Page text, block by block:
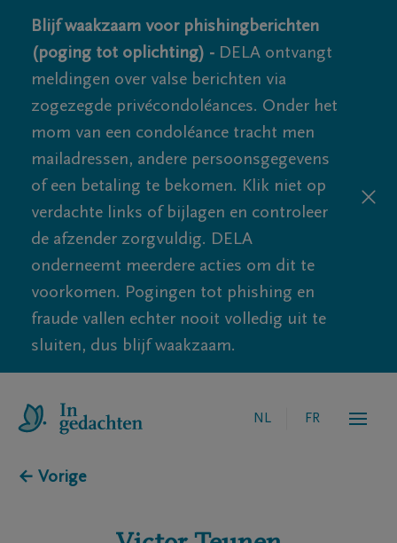
Blijf waakzaam voor phishingberichten
(poging tot oplichting) - DELA ontvangt
meldingen over valse berichten via
zogezegde privécondoléances. Onder het
mom van een condoléance tracht men
mailadressen, andere persoonsgegevens
of een betaling te bekomen. Klik niet op
verdachte links of bijlagen en controleer
de afzender zorgvuldig. DELA
onderneemt meerdere acties om dit te
voorkomen. Pogingen tot phishing en
fraude vallen echter nooit volledig uit te
sluiten, dus blijf waakzaam.
NL FR
← Vorige